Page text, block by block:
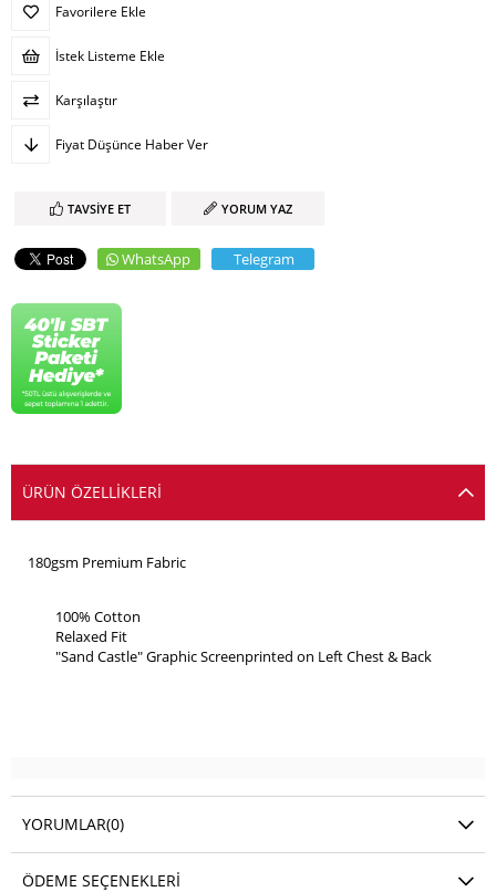
Favorilere Ekle
İstek Listeme Ekle
Karşılaştır
Fiyat Düşünce Haber Ver
TAVSIYE ET YORUM YAZ
WhatsApp Telegram
ÜRÜN ÖZELLIKLERI
     180gsm Premium Fabric
100% Cotton
Relaxed Fit
"Sand Castle" Graphic Screenprinted on Left Chest & Back
YORUMLAR(0)
ÖDEME SEÇENEKLERI